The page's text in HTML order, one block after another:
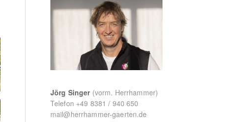
Jörg Singer(vorm. Herrhammer)
Telefon +49 8381 / 940 650
mail@herrhammer-gaerten.de